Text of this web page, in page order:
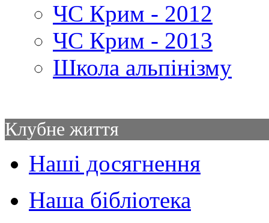
ЧС Крим - 2012
ЧС Крим - 2013
Школа альпінізму
Клубне життя
Наші досягнення
Наша бібліотека